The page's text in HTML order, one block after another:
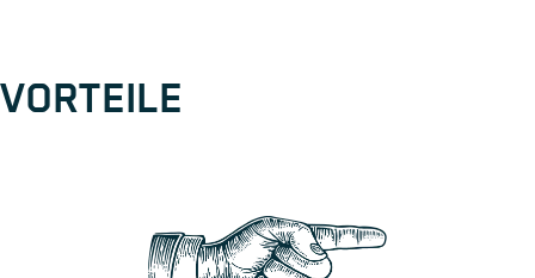
VORTEILE